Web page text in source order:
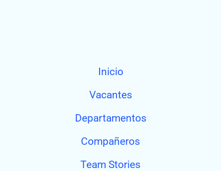
Inicio
Vacantes
Departamentos
Compañeros
Team Stories